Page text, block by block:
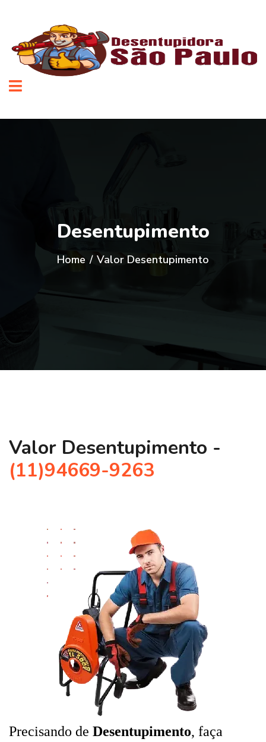
Desentupimento
Home / Valor Desentupimento
Valor Desentupimento -
(11)94669-9263
Precisando de Desentupimento, faça